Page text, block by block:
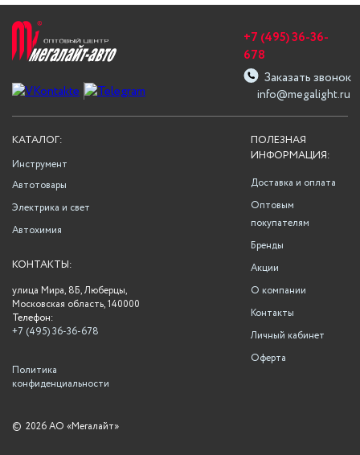
info@megalight.ru
+7 (495) 36-36-
678
Заказать звонок
ПОЛЕЗНАЯ
ИНФОРМАЦИЯ:
Доставка и оплата
Оптовым
покупателям
Бренды
Акции
О компании
Контакты
Личный кабинет
Оферта
КАТАЛОГ:
Инструмент
Автотовары
Электрика и свет
Автохимия
КОНТАКТЫ:
улица Мира, 8Б, Люберцы,
Московская область, 140000
Телефон:
+7 (495) 36-36-678
Политика
конфиденциальности
© 2026 АО «Мегалайт»